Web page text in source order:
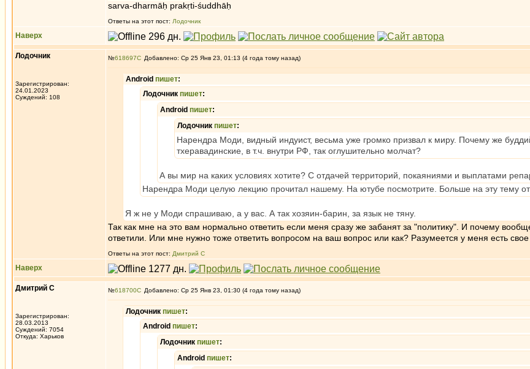
sarva-dharmāḥ prakṛti-śuddhāḥ
Ответы на этот пост: Лодочник
Наверх
Лодочник
Зарегистрирован:
24.01.2023
Суждений: 108
№618697 Добавлено: Ср 25 Янв 23, 01:13 (4 года тому назад)
Android пишет:
Лодочник пишет:
Android пишет:
Лодочник пишет:
Нарендра Моди, видный индуист, весьма уже громко призвал к миру. Почему же
тхеравадинские, в т.ч. внутри РФ, так оглушительно молчат?
А вы мир на каких условиях хотите? С отдачей территорий, покаяниями и выплатами
Нарендра Моди целую лекцию прочитал нашему. На ютубе посмотрите. Больше на эту тему
Я ж не у Моди спрашиваю, а у вас. А так хозяин-барин, за язык не тяну.
Так как мне на это вам нормально ответить если меня сразу же забанят за "политику". И почему
ответили. Или мне нужно тоже ответить вопросом на ваш вопрос или как? Разумеется у меня есть
Ответы на этот пост: Дмитрий С
Наверх
Дмитрий С
Зарегистрирован:
28.03.2013
Суждений: 7054
Откуда: Харьков
№618700 Добавлено: Ср 25 Янв 23, 01:30 (4 года тому назад)
Лодочник пишет:
Android пишет:
Лодочник пишет:
Android пишет: